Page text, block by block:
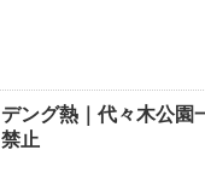
デング熱｜代々木公園
禁止